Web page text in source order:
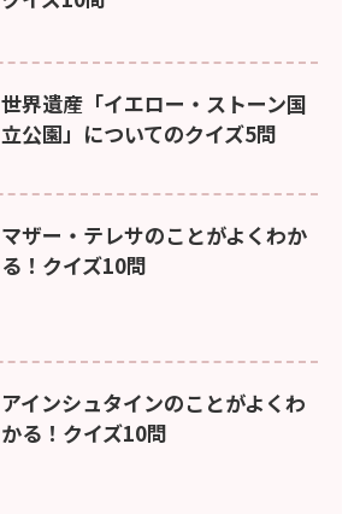
世界遺産「イエロー・ストーン国
立公園」についてのクイズ5問
マザー・テレサのことがよくわか
る！クイズ10問
アインシュタインのことがよくわ
かる！クイズ10問